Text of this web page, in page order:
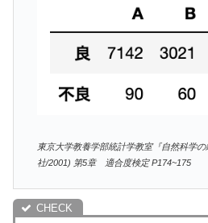
東京大学教養学部統計学教室『自然科学
社/2001) 第5章 適合度検定 P174~175